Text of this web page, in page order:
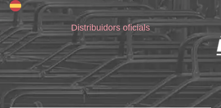
Distribuidors oficials